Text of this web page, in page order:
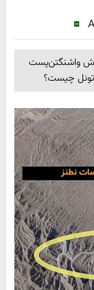
A
واشنگتن‌پست
تونل چیست؟